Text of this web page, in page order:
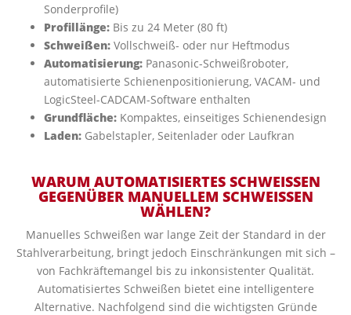
Sonderprofile)
Profillänge: Bis zu 24 Meter (80 ft)
Schweißen: Vollschweiß- oder nur Heftmodus
Automatisierung: Panasonic-Schweißroboter,
automatisierte Schienenpositionierung, VACAM- und
LogicSteel-CADCAM-Software enthalten
Grundfläche: Kompaktes, einseitiges Schienendesign
Laden: Gabelstapler, Seitenlader oder Laufkran
WARUM AUTOMATISIERTES SCHWEISSEN
GEGENÜBER MANUELLEM SCHWEISSEN
WÄHLEN?
Manuelles Schweißen war lange Zeit der Standard in der
Stahlverarbeitung, bringt jedoch Einschränkungen mit sich –
von Fachkräftemangel bis zu inkonsistenter Qualität.
Automatisiertes Schweißen bietet eine intelligentere
Alternative. Nachfolgend sind die wichtigsten Gründe